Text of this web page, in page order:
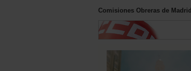
Comisiones Obreras de Madrid